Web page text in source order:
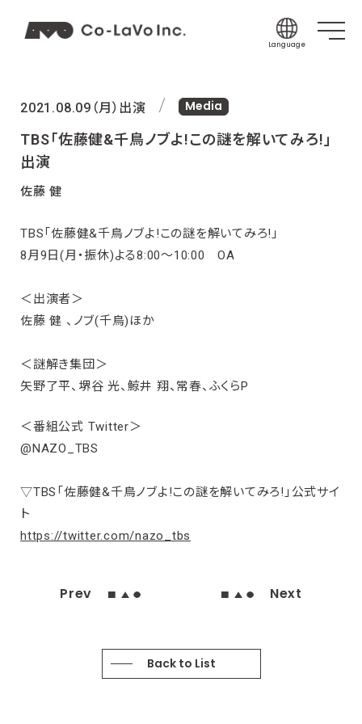
Language
Korean
2021.08.09（月）出演 Media
TBS「佐藤健&千鳥ノブよ!この謎を解いてみろ!」
出演
佐藤 健
TBS「佐藤健&千鳥ノブよ!この謎を解いてみろ!」
8月9日(月・振休)よる8:00〜10:00 OA
＜出演者＞
佐藤 健 、ノブ(千鳥)ほか
＜謎解き集団＞
矢野了平、堺谷 光、鯨井 翔、常春、ふくらP
＜番組公式 Twitter＞
@NAZO_TBS
▽TBS「佐藤健&千鳥ノブよ!この謎を解いてみろ!」公式サイ
ト
https://twitter.com/nazo_tbs
Prev Next
Back to List